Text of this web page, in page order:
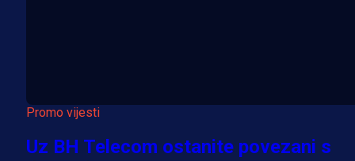
Promo vijesti
Uz BH Telecom ostanite povezani s